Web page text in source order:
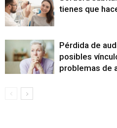
tienes que
Pérdida de
posibles
problemas de